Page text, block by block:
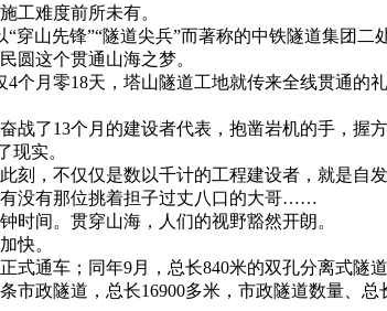
工难度前所未有。
山先锋”“隧道尖兵”而著称的中铁隧道集团二
圆这个贯通山海之梦。
个月零18天，塔山隧道工地就传来全线贯通的
战了13个月的建设者代表，抱凿岩机的手，握
现实。
，不仅仅是数以千计的工程建设者，就是自
有没有那位挑着担子过丈八口的大哥……
时间。贯穿山海，人们的视野豁然开朗。
快。
式通车；同年9月，总长840米的双孔分离式
政隧道，总长16900多米，市政隧道数量、